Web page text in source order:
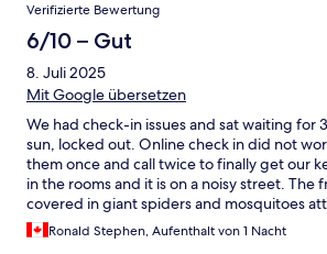
Verifizierte Bewertung
6/10 – Gut
8. Juli 2025
Mit Google übersetzen
We had check-in issues and sat waiting for
sun, locked out. Online check in did not
them once and call twice to finally get our
in the rooms and it is on a noisy street. The
covered in giant spiders and mosquitoes
Not my best stay of late. Won’t be back…
Ronald Stephen, Aufenthalt von 1 Nacht